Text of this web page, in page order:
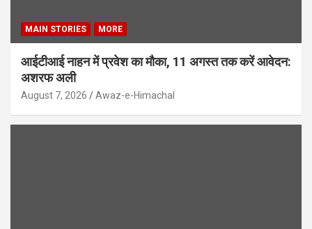
MAIN STORIES MORE
आईटीआई नाहन में प्रवेश का मौका, 11 अगस्त तक करें आवेदन:
अशरफ अली
August 7, 2026 Awaz-e-Himachal